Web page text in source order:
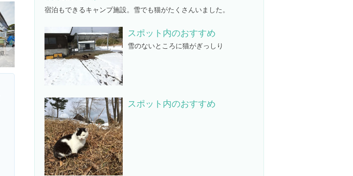
宿泊もできるキャンプ施設。雪でも猫がたくさんいました。
スポット内のおすすめ
雪のないところに猫がぎっしり
スポット内のおすすめ
いたるところに猫！猫！猫！ 石巻の田代島に行ってきた（後編） | 仙臺 ...